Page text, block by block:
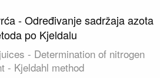
- Određivanje sadržaja azota
po Kjeldalu
- Determination of nitrogen
- Kjeldahl method